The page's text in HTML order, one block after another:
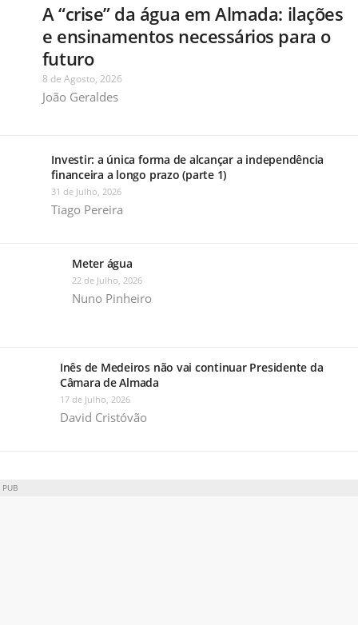
A “crise” da água em Almada: ilações
e ensinamentos necessários para o
futuro
8 de Agosto, 2026
João Geraldes
Investir: a única forma de alcançar a independência
financeira a longo prazo (parte 1)
31 de Julho, 2026
Tiago Pereira
Meter água
22 de Julho, 2026
Nuno Pinheiro
Inês de Medeiros não vai continuar Presidente da
Câmara de Almada
17 de Julho, 2026
David Cristóvão
PUB